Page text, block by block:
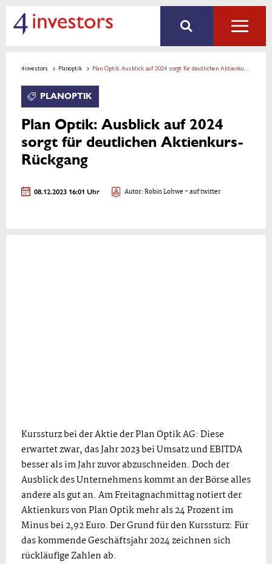
4investors Planoptik Plan Optik: Ausblick auf 2024 sorgt für deutlichen Aktienkurs-Rückgang
PLANOPTIK
Plan Optik: Ausblick auf 2024
sorgt für deutlichen Aktienkurs-
Rückgang
08.12.2023 16:01 Uhr Autor:Robin Lohwe- auf twitter
Kurssturz bei der Aktie der Plan Optik AG: Diese
erwartet zwar, das Jahr 2023 bei Umsatz und EBITDA
besser als im Jahr zuvor abzuschneiden. Doch der
Ausblick des Unternehmens kommt an der Börse alles
andere als gut an. Am Freitagnachmittag notiert der
Aktienkurs von Plan Optik mehr als 24 Prozent im
Minus bei 2,92 Euro. Der Grund für den Kurssturz: Für
das kommende Geschäftsjahr 2024 zeichnen sich
rückläufige Zahlen ab.